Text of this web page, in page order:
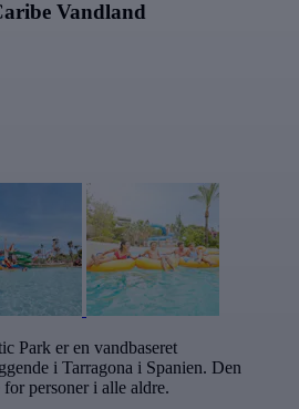
Vandland
Park er en vandbaseret
i Tarragona i Spanien. Den
personer i alle aldre.